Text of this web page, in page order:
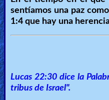
sentíamos una paz
1:4 que hay una
Lucas 22:30 dice la
tribus de Israel".